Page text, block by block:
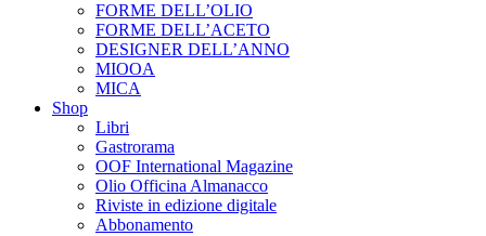
FORME DELL’OLIO
FORME DELL’ACETO
DESIGNER DELL’ANNO
MIOOA
MICA
Shop
Libri
Gastrorama
OOF International Magazine
Olio Officina Almanacco
Riviste in edizione digitale
Abbonamento